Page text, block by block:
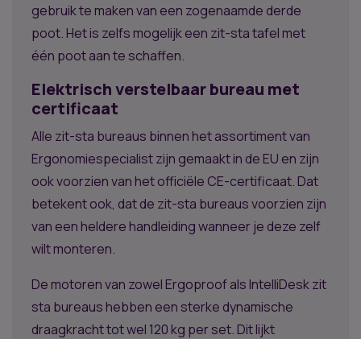
gebruik te maken van een zogenaamde derde
poot. Het is zelfs mogelijk een zit-sta tafel met
één poot aan te schaffen.
Elektrisch verstelbaar bureau met
certificaat
Alle zit-sta bureaus binnen het assortiment van
Ergonomiespecialist zijn gemaakt in de EU en zijn
ook voorzien van het officiële CE-certificaat. Dat
betekent ook, dat de zit-sta bureaus voorzien zijn
van een heldere handleiding wanneer je deze zelf
wilt monteren.
De motoren van zowel Ergoproof als IntelliDesk zit
sta bureaus hebben een sterke dynamische
draagkracht tot wel 120 kg per set. Dit lijkt